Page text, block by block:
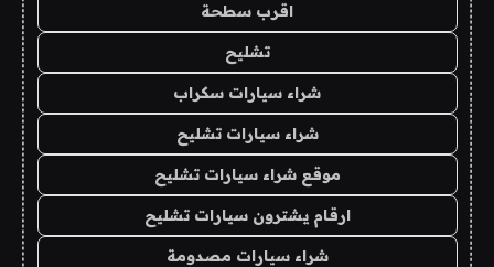
اقرب سطحة
تشليح
شراء سيارات سكراب
شراء سيارات تشليح
موقع شراء سيارات تشليح
ارقام يشترون سيارات تشليح
شراء سيارات مصدومة